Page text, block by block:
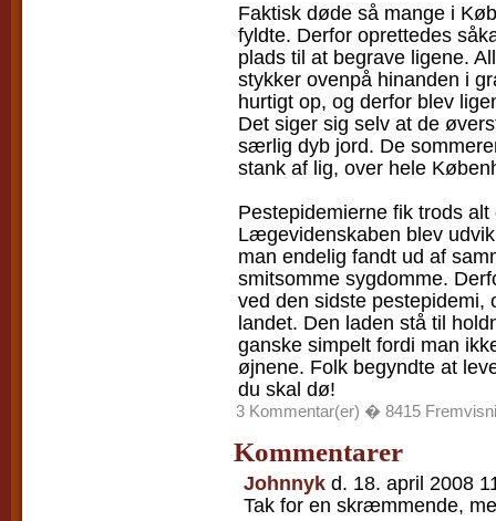
Faktisk døde så mange i
fyldte. Derfor oprettedes
plads til at begrave ligene.
stykker ovenpå hinanden i
hurtigt op, og derfor blev
Det siger sig selv at de
særlig dyb jord. De
stank af lig, over hele
Pestepidemierne fik trods
Lægevidenskaben blev
man endelig fandt ud af
smitsomme sygdomme.
ved den sidste pestepidemi,
landet. Den laden stå til
ganske simpelt fordi man
øjnene. Folk begyndte at
du skal dø!
3 Kommentar(er) � 8415
Kommentarer
Johnnyk d. 18. april 2008
Tak for en skræmmende,